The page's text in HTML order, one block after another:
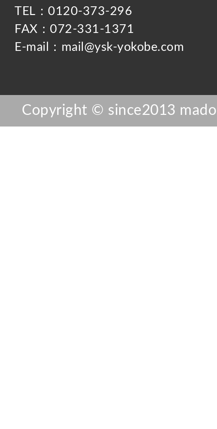
TEL：0120-373-296
FAX：072-331-1371
E-mail：mail@ysk-yokobe.com
Copyright © since2013